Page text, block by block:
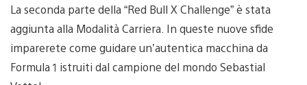
La seconda parte della “Red Bull X Challenge” è stata
aggiunta alla Modalità Carriera. In queste nuove sfide
imparerete come guidare un’autentica macchina da
Formula 1 istruiti dal campione del mondo Sebastial